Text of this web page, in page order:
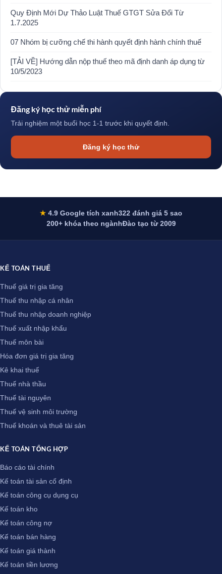
Quy Định Mới Dự Thảo Luật Thuế GTGT Sửa Đổi Từ
1.7.2025
07 Nhóm bị cưỡng chế thi hành quyết định hành chính thuế
[TẢI VỀ] Hướng dẫn nộp thuế theo mã định danh áp dụng từ
10/5/2023
Đăng ký học thử miễn phí
Trải nghiệm một buổi học 1-1 trước khi quyết định.
Đăng ký học thử
★ 4.9 Google tích xanh322 đánh giá 5 sao
200+ khóa theo ngànhĐào tạo từ 2009
KẾ TOÁN THUẾ
Thuế giá trị gia tăng
Thuế thu nhập cá nhân
Thuế thu nhập doanh nghiệp
Thuế xuất nhập khẩu
Thuế môn bài
Hóa đơn giá trị gia tăng
Kê khai thuế
Thuế nhà thầu
Thuế tài nguyên
Thuế vệ sinh môi trường
Thuế khoán và thuê tài sản
KẾ TOÁN TỔNG HỢP
Báo cáo tài chính
Kế toán tài sản cố định
Kế toán công cụ dụng cụ
Kế toán kho
Kế toán công nợ
Kế toán bán hàng
Kế toán giá thành
Kế toán tiền lương